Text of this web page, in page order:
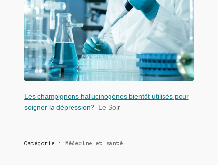
Les champignons hallucinogènes bientôt utilisés pour
soigner la dépression?
Le Soir
Catégorie : Médecine et santé